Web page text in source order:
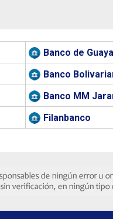
Banco de
Banco
Banco MM
Filanbanco